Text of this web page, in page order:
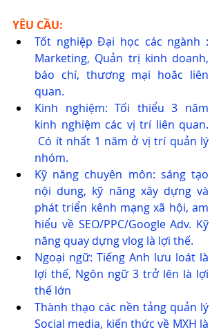
YÊU CẦU:
Tốt nghiệp Đại học các ngành :
Marketing, Quản trị kinh doanh,
báo chí, thương mại hoăc liên
quan.
Kinh nghiệm: Tối thiểu 3 năm
kinh nghiệm các vị trí liên quan.
Có ít nhất 1 năm ở vị trí quản lý
nhóm.
Kỹ năng chuyên môn: sáng tạo
nội dung, kỹ năng xây dựng và
phát triển kênh mạng xã hội, am
hiểu về SEO/PPC/Google Adv. Kỹ
năng quay dựng vlog là lợi thế.
Ngoại ngữ: Tiếng Anh lưu loát là
lợi thế, Ngôn ngữ 3 trở lên là lợi
thế lớn
Thành thạo các nền tảng quản lý
Social media, kiến thức về MXH là